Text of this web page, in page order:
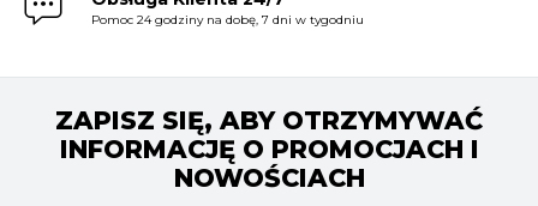
Pomoc 24 godziny na dobę, 7 dni w tygodniu
ZAPISZ SIĘ, ABY OTRZYMYWAĆ
INFORMACJĘ O PROMOCJACH I
NOWOŚCIACH